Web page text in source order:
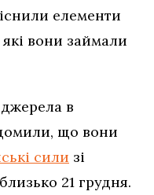
елементи
вони займали
в
що вони
сили зі
21 грудня.